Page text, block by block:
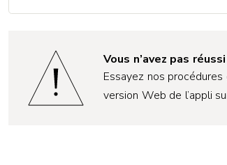
Vous n’avez pas
Essayez nos
version Web de l’appli